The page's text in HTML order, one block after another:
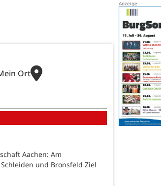
Ort
Aachen: Am
und Bronsfeld Ziel